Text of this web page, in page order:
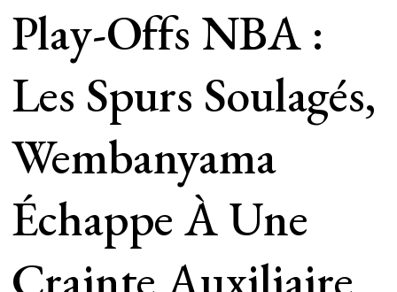
Play-Offs NBA :
Les Spurs Soulagés,
Wembanyama
Échappe À Une